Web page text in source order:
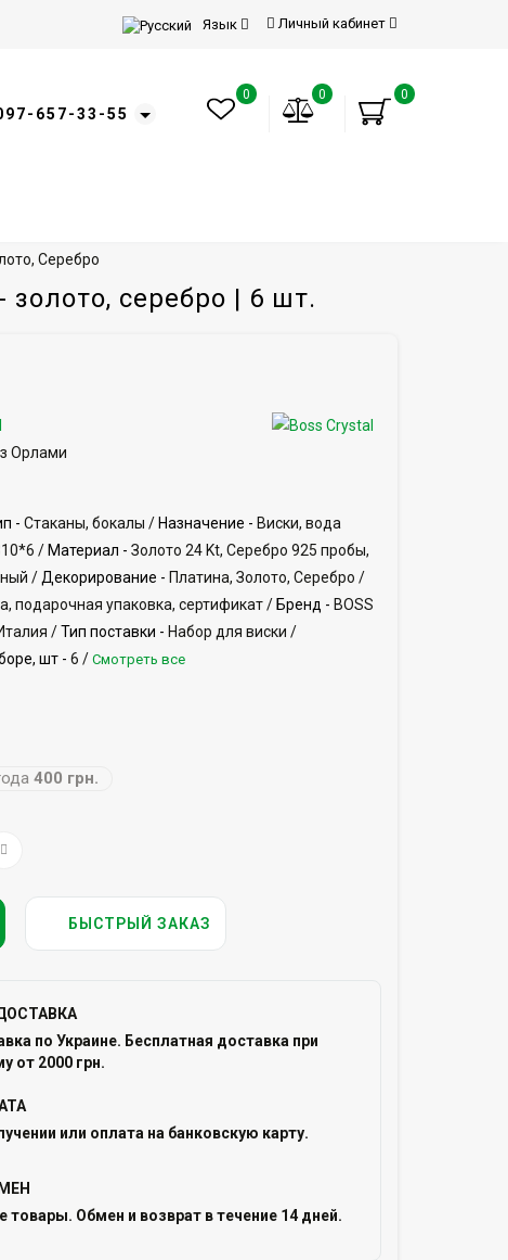
Личный кабинет
Язык
657-33-55
0
0
0
Серебро
серебро | 6 шт.
Орлами
- Стаканы, бокалы / Назначение - Виски, вода
/ Материал - Золото 24 Kt, Серебро 925 пробы,
/Декорирование - Платина, Золото, Серебро /
подарочная упаковка, сертификат / Бренд - BOSS
/Тип поставки - Набор для виски /
шт - 6 / Смотреть все
400 грн.
БЫСТРЫЙ ЗАКАЗ
по Украине. Бесплатная доставка при
от 2000 грн.
или оплата на банковскую карту.
товары. Обмен и возврат в течение 14 дней.